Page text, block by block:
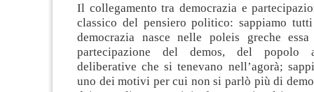
Il collegamento tra democrazia e
classico del pensiero politico: sappiamo
democrazia nasce nelle poleis greche
partecipazione del demos, del popolo
deliberative che si tenevano nell’agorà;
uno dei motivi per cui non si parlò più di